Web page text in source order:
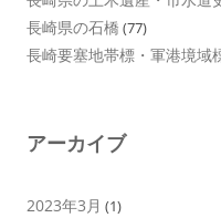
長崎県の石橋 (77)
長崎要塞地帯標・軍港境域
アーカイブ
2023年3月 (1)